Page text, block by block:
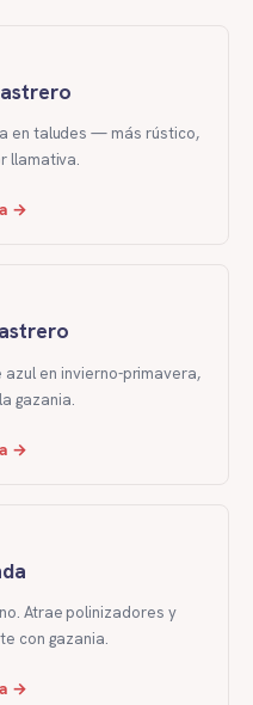
en taludes — más rústico,
llamativa.
→
en invierno-primavera,
gazania.
→
Atrae polinizadores y
con gazania.
→